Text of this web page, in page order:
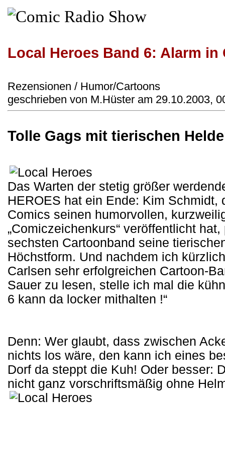
Local Heroes Band 6: Alarm in
Rezensionen / Humor/Cartoons
geschrieben von M.Hüster am 29.10.2003,
Tolle Gags mit tierischen
Das Warten der stetig größer
HEROES hat ein Ende: Kim Schmidt,
Comics seinen humorvollen,
„Comiczeichenkurs“ veröffentlicht
sechsten Cartoonband seine
Höchstform. Und nachdem ich
Carlsen sehr erfolgreichen Cartoon-
Sauer zu lesen, stelle ich mal die
6 kann da locker mithalten !“
Denn: Wer glaubt, dass zwischen
nichts los wäre, den kann ich eines
Dorf da steppt die Kuh! Oder besser:
nicht ganz vorschriftsmäßig ohne